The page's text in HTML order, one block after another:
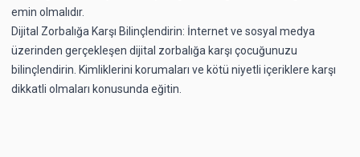
emin olmalıdır.
Dijital Zorbalığa Karşı Bilinçlendirin: İnternet ve sosyal medya
üzerinden gerçekleşen dijital zorbalığa karşı çocuğunuzu
bilinçlendirin. Kimliklerini korumaları ve kötü niyetli içeriklere karşı
dikkatli olmaları konusunda eğitin.